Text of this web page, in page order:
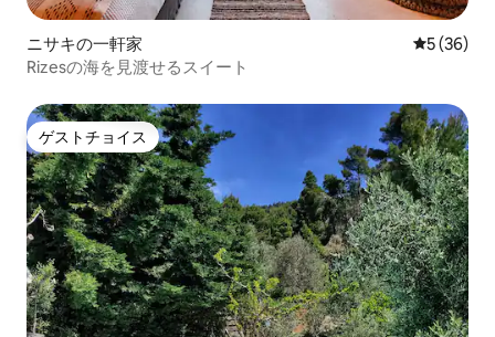
ニサキの一軒家 レビュー
5 (36)
Rizesの海を見渡せるスイート
ゲストチョイス
ゲストチョイス